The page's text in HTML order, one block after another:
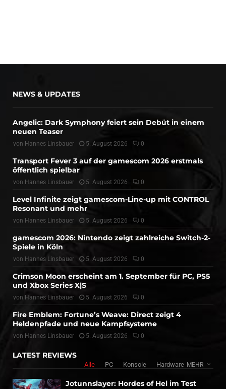
NEWS & UPDATES
Angelic: Dark Symphony feiert sein Debüt in einem
neuen Teaser
von Hannes Linsbauer 5. August 2026 0
Transport Fever 3 auf der gamescom 2026 erstmals
öffentlich spielbar
von Hannes Linsbauer 5. August 2026 0
Level Infinite zeigt gamescom-Line-up mit CONTROL
Resonant und mehr
von Hannes Linsbauer 5. August 2026 0
gamescom 2026: Nintendo zeigt zahlreiche Switch-2-
Spiele in Köln
von Hannes Linsbauer 5. August 2026 0
Crimson Moon erscheint am 1. September für PC, PS5
und Xbox Series X|S
von Hannes Linsbauer 5. August 2026 0
Fire Emblem: Fortune’s Weave: Direct zeigt 4
Heldenpfade und neue Kampfsysteme
von Hannes Linsbauer 5. August 2026 0
LATEST REVIEWS
Alle PC Konsole Hardware MEHR
Jotunnslayer: Hordes of Hel im Test